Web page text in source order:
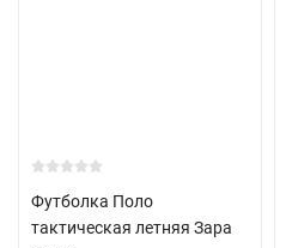
Футболка Поло
тактическая летняя Зара